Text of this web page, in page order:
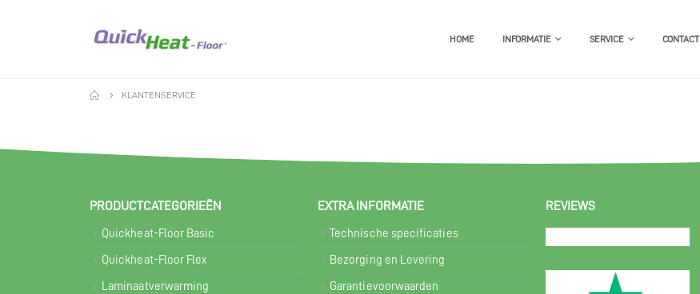
HOME INFORMATIE SERVICE CONTACT
KLANTENSERVICE
PRODUCTCATEGORIEËN
Quickheat-Floor Basic
Quickheat-Floor Flex
Laminaatverwarming
EXTRA INFORMATIE
Technische specificaties
Bezorging en Levering
Garantievoorwaarden
REVIEWS